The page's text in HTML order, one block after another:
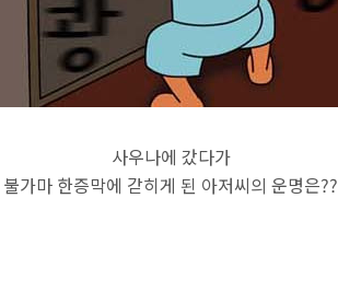
사우나에 갔다가
불가마 한증막에 갇히게 된 아저씨의 운명은??